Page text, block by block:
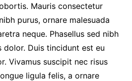
Mauris consectetur
purus, ornare malesuada
neque. Phasellus sed nibh
Duis tincidunt est eu
Vivamus suscipit nec risus
ligula felis, a ornare